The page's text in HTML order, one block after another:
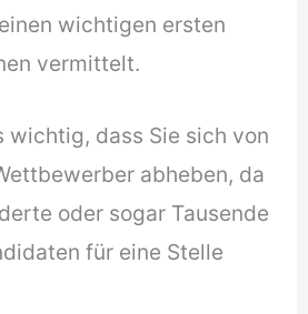
wichtigen ersten
vermittelt.
wichtig, dass Sie sich von
abheben, da
oder sogar Tausende
für eine Stelle